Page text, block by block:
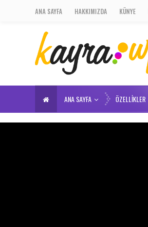
ANA SAYFA HAKKIMIZDA KÜNYE
ANA SAYFA ÖZELLIKLER